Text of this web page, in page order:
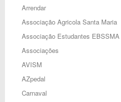
Arrendar
Associação Agricola Santa Maria
Associação Estudantes EBSSMA
Associações
AVISM
AZpedal
Carnaval